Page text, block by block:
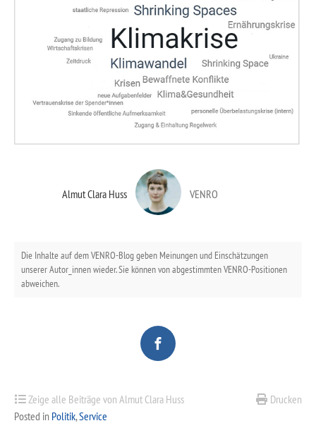
Almut Clara Huss VENRO
Die Inhalte auf dem VENRO-Blog geben Meinungen und Einschätzungen
unserer Autor_innen wieder. Sie können von abgestimmten VENRO-Positionen
abweichen.
Drucken
Zeige alle Beiträge von Almut Clara Huss
Posted in Politik,Service